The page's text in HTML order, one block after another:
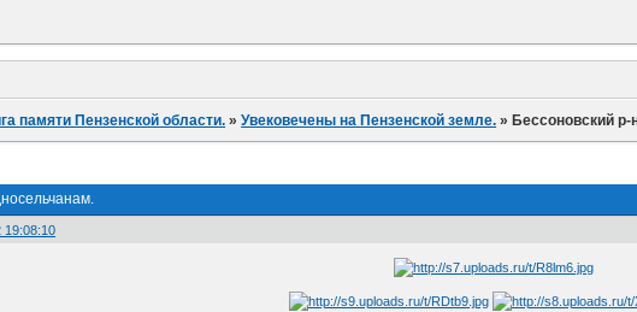
памяти Пензенской области. »Увековечены на Пензенской земле. » Бессоновский
19:08:10